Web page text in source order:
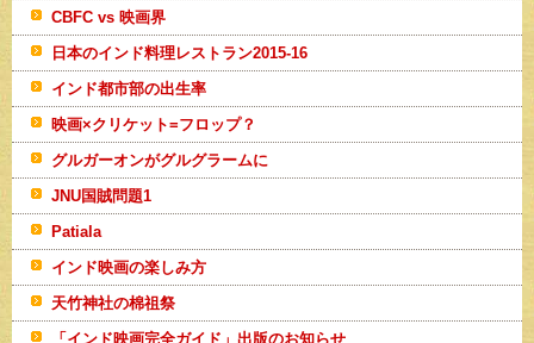
CBFC vs 映画界
日本のインド料理レストラン2015-16
インド都市部の出生率
映画×クリケット=フロップ？
グルガーオンがグルグラームに
JNU国賊問題1
Patiala
インド映画の楽しみ方
天竹神社の棉祖祭
「インド映画完全ガイド」出版のお知らせ